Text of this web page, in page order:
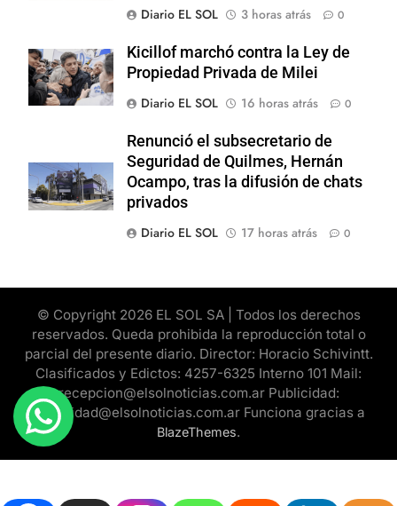
Diario EL SOL
3 horas atrás 0
Kicillof marchó contra la Ley de
Propiedad Privada de Milei
Diario EL SOL
16 horas atrás 0
Renunció el subsecretario de
Seguridad de Quilmes, Hernán
Ocampo, tras la difusión de chats
privados
Diario EL SOL
17 horas atrás 0
© Copyright 2026 EL SOL SA | Todos los derechos
reservados. Queda prohibida la reproducción total o
parcial del presente diario. Director: Horacio Schivintt.
Clasificados y Edictos: 4257-6325 Interno 101 Mail:
recepcion@elsolnoticias.com.ar Publicidad:
publicidad@elsolnoticias.com.ar Funciona gracias a
BlazeThemes.